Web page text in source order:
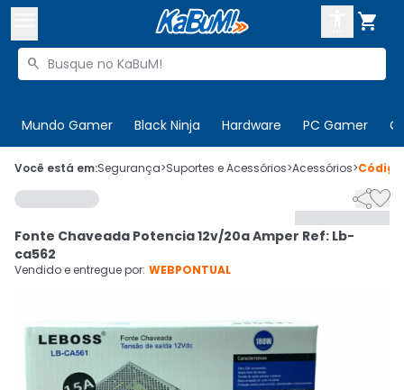

Buscar produtos

Mundo Gamer Black Ninja Hardware PC Gamer
 Olá. Acesse sua conta
 Departamentos
Cupons
Ativar tradutor em libras
CADASTRE-SE
Você está em:Segurança>Suportes e Acessórios>Acessórios>

Fonte Chaveada Potencia 12v/20a Amper Ref: Lb-
ca562
Vendido e entregue por: WEBPONTUAL